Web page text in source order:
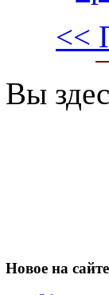
<<
Вы
Новое на сайте